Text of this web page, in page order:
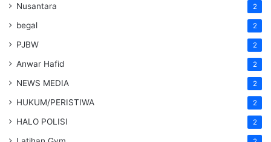
Nusantara 2
begal 2
PJBW 2
Anwar Hafid 2
NEWS MEDIA 2
HUKUM/PERISTIWA 2
HALO POLISI 2